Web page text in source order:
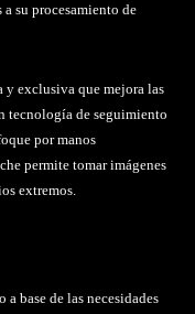
su procesamiento de
y exclusiva que mejora las
tecnología de seguimiento
por manos
permite tomar imágenes
extremos.
base de las necesidades